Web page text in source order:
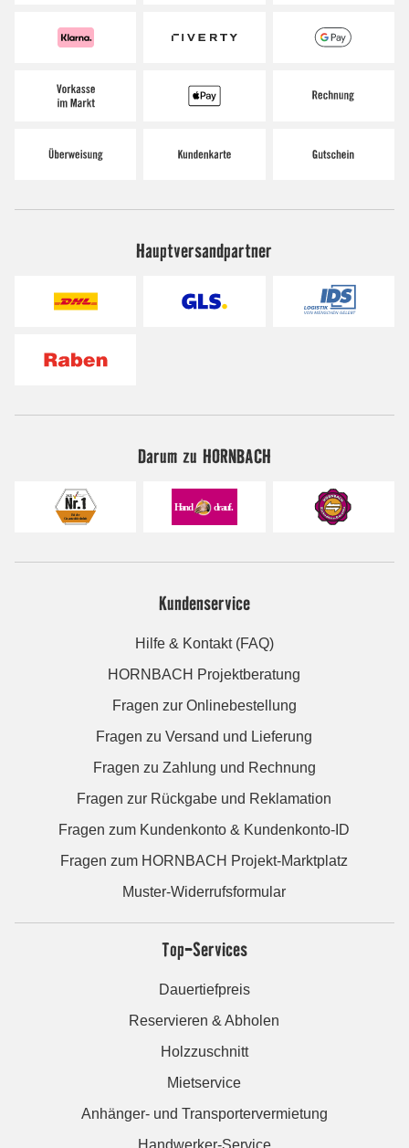
Hauptversandpartner
Darum zu HORNBACH
Kundenservice
Hilfe & Kontakt (FAQ)
HORNBACH Projektberatung
Fragen zur Onlinebestellung
Fragen zu Versand und Lieferung
Fragen zu Zahlung und Rechnung
Fragen zur Rückgabe und Reklamation
Fragen zum Kundenkonto & Kundenkonto-ID
Fragen zum HORNBACH Projekt-Marktplatz
Muster-Widerrufsformular
Top-Services
Dauertiefpreis
Reservieren & Abholen
Holzzuschnitt
Mietservice
Anhänger- und Transportervermietung
Handwerker-Service